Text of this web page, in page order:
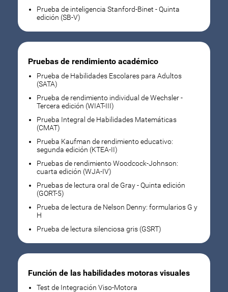
Prueba de inteligencia Stanford-Binet - Quinta
edición (SB-V)
Pruebas de rendimiento académico
Prueba de Habilidades Escolares para Adultos
(SATA)
Prueba de rendimiento individual de Wechsler -
Tercera edición (WIAT-III)
Prueba Integral de Habilidades Matemáticas
(CMAT)
Prueba Kaufman de rendimiento educativo:
segunda edición (KTEA-II)
Pruebas de rendimiento Woodcock-Johnson:
cuarta edición (WJA-IV)
Pruebas de lectura oral de Gray - Quinta edición
(GORT-5)
Prueba de lectura de Nelson Denny: formularios G y
H
Prueba de lectura silenciosa gris (GSRT)
Función de las habilidades motoras visuales
Test de Integración Viso-Motora